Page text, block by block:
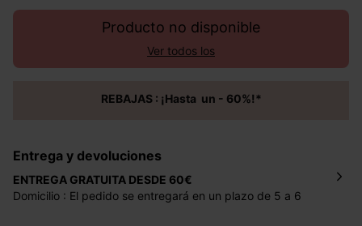
Producto no disponible
Ver todos los
REBAJAS : ¡Hasta un - 60%!*
Entrega y devoluciones
ENTREGA GRATUITA DESDE 60€
Domicilio : El pedido se entregará en un plazo de 5 a 6